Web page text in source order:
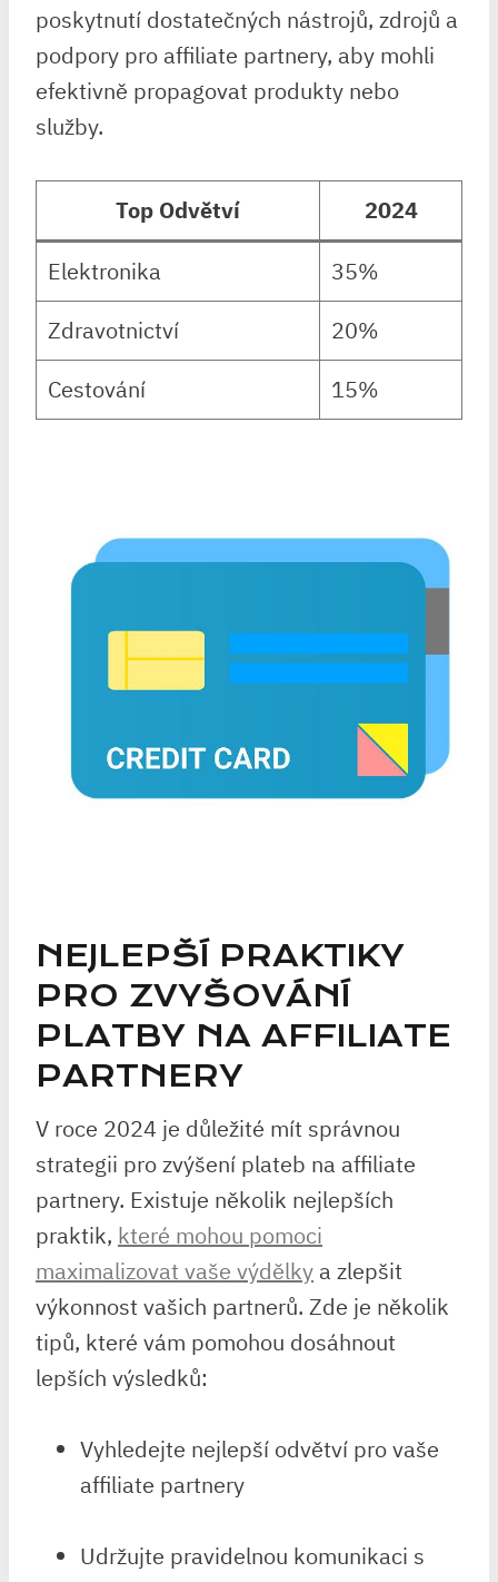
poskytnutí dostatečných nástrojů, zdrojů a
podpory pro affiliate partnery, aby mohli
efektivně propagovat produkty nebo
služby.
Top Odvětví 2024
Elektronika
35%
Zdravotnictví
20%
Cestování
15%
NEJLEPŠÍ PRAKTIKY
PRO ZVYŠOVÁNÍ
PLATBY NA AFFILIATE
PARTNERY
V roce 2024 je důležité mít správnou
strategii pro zvýšení plateb na affiliate
partnery. Existuje několik nejlepších
praktik, které mohou pomoci
maximalizovat vaše výdělky a zlepšit
výkonnost vašich partnerů. Zde je několik
tipů, které vám pomohou dosáhnout
lepších výsledků:
Vyhledejte nejlepší odvětví pro vaše
affiliate partnery
Udržujte pravidelnou komunikaci s